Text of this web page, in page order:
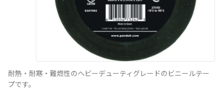
耐熱・耐寒・難燃性のヘビーデューティグレードのビニールテー
プです。